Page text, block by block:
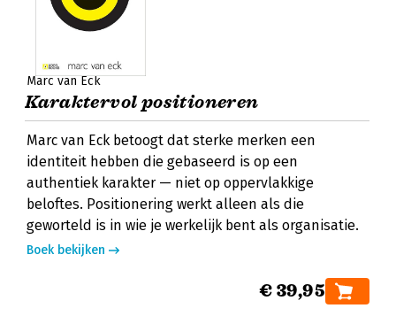
Marc van Eck
Karaktervol positioneren
Marc van Eck betoogt dat sterke merken een
identiteit hebben die gebaseerd is op een
authentiek karakter — niet op oppervlakkige
beloftes. Positionering werkt alleen als die
geworteld is in wie je werkelijk bent als organisatie.
Boek bekijken
€ 39,95